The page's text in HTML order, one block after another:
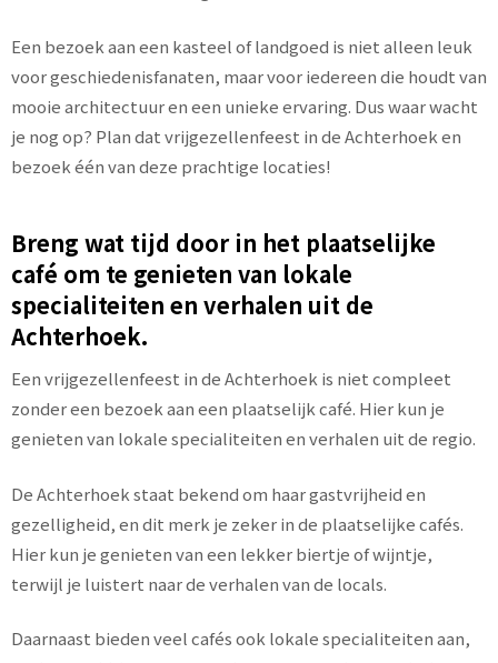
Een bezoek aan een kasteel of landgoed is niet alleen leuk
voor geschiedenisfanaten, maar voor iedereen die houdt van
mooie architectuur en een unieke ervaring. Dus waar wacht
je nog op? Plan dat vrijgezellenfeest in de Achterhoek en
bezoek één van deze prachtige locaties!
Breng wat tijd door in het plaatselijke
café om te genieten van lokale
specialiteiten en verhalen uit de
Achterhoek.
Een vrijgezellenfeest in de Achterhoek is niet compleet
zonder een bezoek aan een plaatselijk café. Hier kun je
genieten van lokale specialiteiten en verhalen uit de regio.
De Achterhoek staat bekend om haar gastvrijheid en
gezelligheid, en dit merk je zeker in de plaatselijke cafés.
Hier kun je genieten van een lekker biertje of wijntje,
terwijl je luistert naar de verhalen van de locals.
Daarnaast bieden veel cafés ook lokale specialiteiten aan,